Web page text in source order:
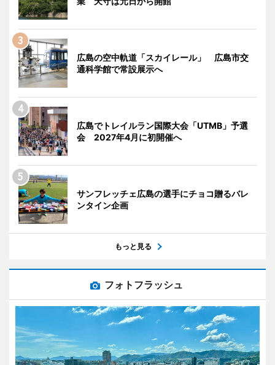
広島の空中軌道「スカイレール」 広島市交
通科学館で常設展示へ
広島でトレイルラン国際大会「UTMB」予選
会 2027年4月に初開催へ
サンフレッチェ広島の選手にチョコ贈るバレ
ンタイン企画
もっと見る
フォトフラッシュ